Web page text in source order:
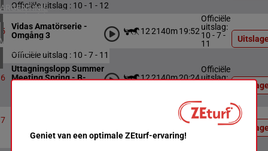
ARGENTINIË
1 meeting(s)
VERENIGDE STATEN
4 meeting(s)
Officiële uitslag : 10 - 1 - 12
5
Vidas Amatörserie -
Omgång 3
122140m19:52
Officiële
uitslag:
10 - 7 -
11
Officiële uitslag : 10 - 7 - 11
6
Uttagningslopp Summer
Meeting Spring - B-
122140m20:24
Officiële
uitslag:
7 20:41
Officiële
uitslag:
7 - 5 - 9
Officiële uitslag : 7 - 5 - 9
Geniet van een optimale ZEturf-ervaring!